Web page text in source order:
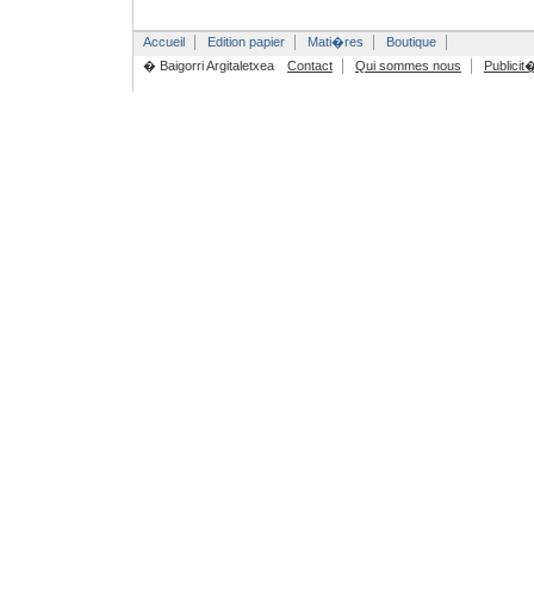
Accueil Edition papier Mati�res
Boutique
� Baigorri Argitaletxea
Contact Qui sommes nous